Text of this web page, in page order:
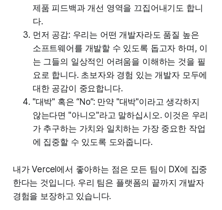
제품 피드백과 개선 영역을 끄집어내기도 합니
다.
먼저 공감: 우리는 어떤 개발자라도 품질 높은
소프트웨어를 개발할 수 있도록 돕고자 하며, 이
는 그들의 일상적인 어려움을 이해하는 것을 필
요로 합니다. 초보자와 경험 있는 개발자 모두에
대한 공감이 중요합니다.
"대박" 혹은 “No”: 만약 "대박"이라고 생각하지
않는다면 "아니오"라고 말하십시오. 이것은 우리
가 추구하는 가치와 일치하는 가장 중요한 작업
에 집중할 수 있도록 도와줍니다.
내가 Vercel에서 좋아하는 점은 모든 팀이 DX에 집중
한다는 것입니다. 우리 팀은 플랫폼의 끝까지 개발자
경험을 보장하고 있습니다.